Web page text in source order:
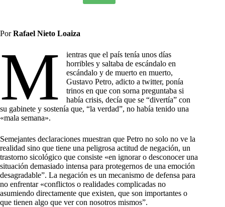
PorRafael Nieto Loaiza
M
ientras que el país tenía unos días
horribles y saltaba de escándalo en
escándalo y de muerto en muerto,
Gustavo Petro, adicto a twitter, ponía
trinos en que con sorna preguntaba si
había crisis, decía que se “divertía” con
su gabinete y sostenía que, “la verdad”, no había tenido una
«mala semana».
Semejantes declaraciones muestran que Petro no solo no ve la
realidad sino que tiene una peligrosa actitud de negación, un
trastorno sicológico que consiste «en ignorar o desconocer una
situación demasiado intensa para protegernos de una emoción
desagradable”. La negación es un mecanismo de defensa para
no enfrentar «conflictos o realidades complicadas no
asumiendo directamente que existen, que son importantes o
que tienen algo que ver con nosotros mismos”.